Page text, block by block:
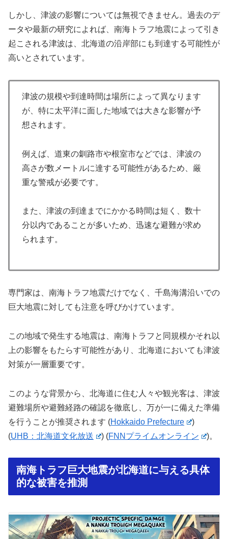
しかし、津波の影響については無視できません。過去のデ
ータや最新の研究によれば、南海トラフ地震によって引き
起こされる津波は、北海道の沿岸部にも到達する可能性が
高いとされています。
津波の規模や到達時間は場所によって異なります
が、特に太平洋に面した地域では大きな影響が予
想されます。
例えば、道東の釧路市や根室市などでは、津波の
高さが数メートルに達する可能性があるため、厳
重な警戒が必要です。
また、津波の到達までにかかる時間は短く、数十
分以内であることが多いため、迅速な避難が求め
られます。
専門家は、南海トラフ地震だけでなく、千島海溝沿いでの
巨大地震に対しても注意を呼びかけています。
この地域で発生する地震は、南海トラフと同規模かそれ以
上の影響をもたらす可能性があり、北海道においても津波
対策が一層重要です。
このような背景から、北海道に住む人々や観光客は、津波
避難場所や避難経路の確認を徹底し、万が一に備えた準備
を行うことが推奨されます​ (Hokkaido Prefecture
)
(UHB：北海道文化放送 )(FNNプライムオンライン )。
南海トラフ巨大地震が北海道に与える具体
的な被害を推測